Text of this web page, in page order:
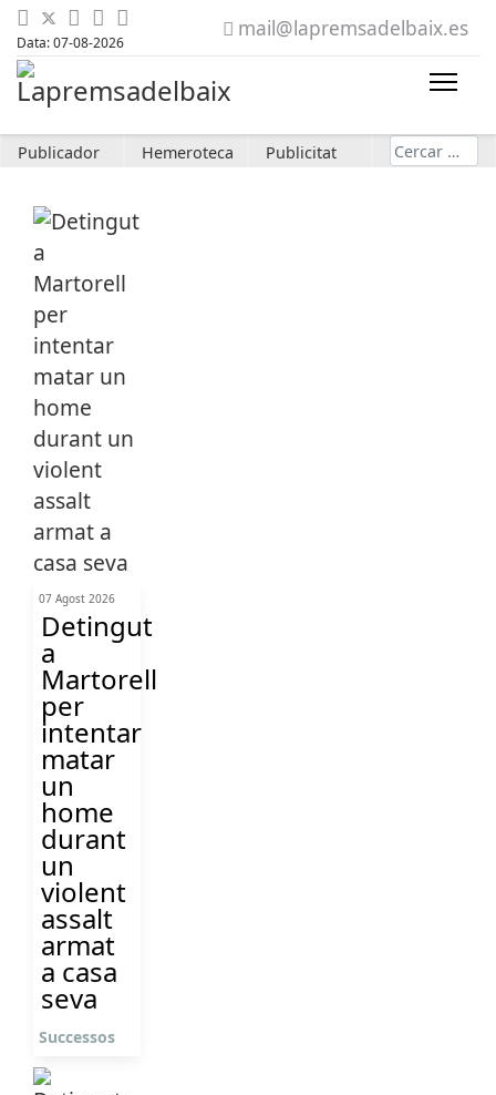
Data: 07-08-2026
mail@lapremsadelbaix.es
Publicador Hemeroteca Publicitat Cerca
07 Agost 2026
Detingut
a
Martorell
per
intentar
matar
un
home
durant
un
violent
assalt
armat
a casa
seva
Successos